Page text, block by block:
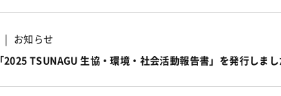
お知らせ
「2025 TSUNAGU 生協・環境・社会活動報告書」を発行しまし